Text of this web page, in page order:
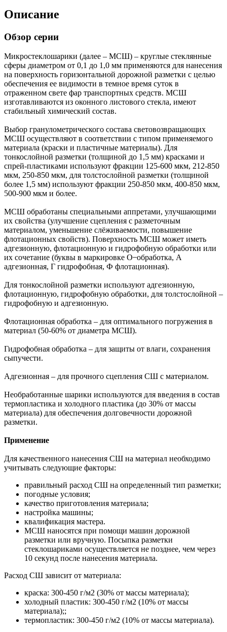
Описание
Обзор серии
Микростеклошарики (далее – МСШ) – круглые стеклянные
сферы диаметром от 0,1 до 1,0 мм применяются для нанесения
на поверхность горизонтальной дорожной разметки с целью
обеспечения ее видимости в темное время суток в
отраженном свете фар транспортных средств. МСШ
изготавливаются из оконного листового стекла, имеют
стабильный химический состав.
Выбор гранулометрического состава световозвращающих
МСШ осуществляют в соответствии с типом применяемого
материала (краски и пластичные материалы). Для
тонкослойной разметки (толщиной до 1,5 мм) красками и
спрей-пластиками используют фракции 125-600 мкм, 212-850
мкм, 250-850 мкм, для толстослойной разметки (толщиной
более 1,5 мм) используют фракции 250-850 мкм, 400-850 мкм,
500-900 мкм и более.
МСШ обработаны специальными аппретами, улучшающими
их свойства (улучшение сцепления с разметочным
материалом, уменьшение слёживаемости, повышение
флотационных свойств). Поверхность МСШ может иметь
адгезионную, флотационную и гидрофобную обработки или
их сочетание (буквы в маркировке О ̶ обработка, А
адгезионная, Г гидрофобная, Ф флотационная).
Для тонкослойной разметки используют адгезионную,
флотационную, гидрофобную обработки, для толстослойной –
гидрофобную и адгезионную.
Флотационная обработка – для оптимального погружения в
материал (50-60% от диаметра МСШ).
Гидрофобная обработка – для защиты от влаги, сохранения
сыпучести.
Адгезионная – для прочного сцепления СШ с материалом.
Необработанные шарики используются для введения в состав
термопластика и холодного пластика (до 30% от массы
материала) для обеспечения долговечности дорожной
разметки.
Применение
Для качественного нанесения СШ на материал необходимо
учитывать следующие факторы:
правильный расход СШ на определенный тип разметки;
погодные условия;
качество приготовления материала;
настройка машины;
квалификация мастера.
МСШ наносятся при помощи машин дорожной
разметки или вручную. Посыпка разметки
стеклошариками осуществляется не позднее, чем через
10 секунд после нанесения материала.
Расход СШ зависит от материала:
краска: 300-450 г/м2 (30% от массы материала);
холодный пластик: 300-450 г/м2 (10% от массы
материала);;
термопластик: 300-450 г/м2 (10% от массы материала).